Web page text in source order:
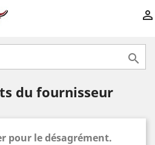


du fournisseur
pour le désagrément.